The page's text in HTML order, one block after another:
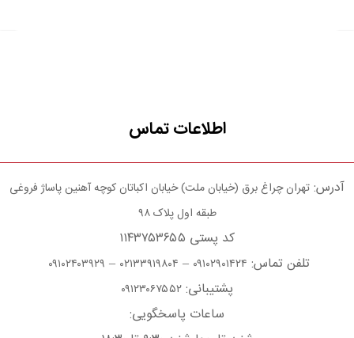
اطلاعات تماس
آدرس: تهران چراغ برق (خیابان ملت) خیابان اکباتان کوچه آهنین پاساژ فروغی
طبقه اول پلاک ۹۸
کد پستی ۱۱۴۳۷۵۳۶۵۵
تلفن تماس: ۰۹۱۰۲۹۰۱۴۲۴ – ۰۲۱۳۳۹۱۹۸۰۴ – ۰۹۱۰۲۴۰۳۹۲۹
پشتیبانی: ۰۹۱۲۳۰۶۷۵۵۲
ساعات پاسخگویی: